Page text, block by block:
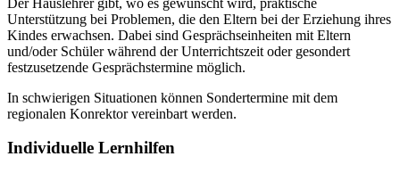
Unterstützung bei Problemen, die den Eltern bei der Erziehung ihres
Kindes erwachsen. Dabei sind Gesprächseinheiten mit Eltern
und/oder Schüler während der Unterrichtszeit oder gesondert
festzusetzende Gesprächstermine möglich.
In schwierigen Situationen können Sondertermine mit dem
regionalen Konrektor vereinbart werden.
Individuelle Lernhilfen